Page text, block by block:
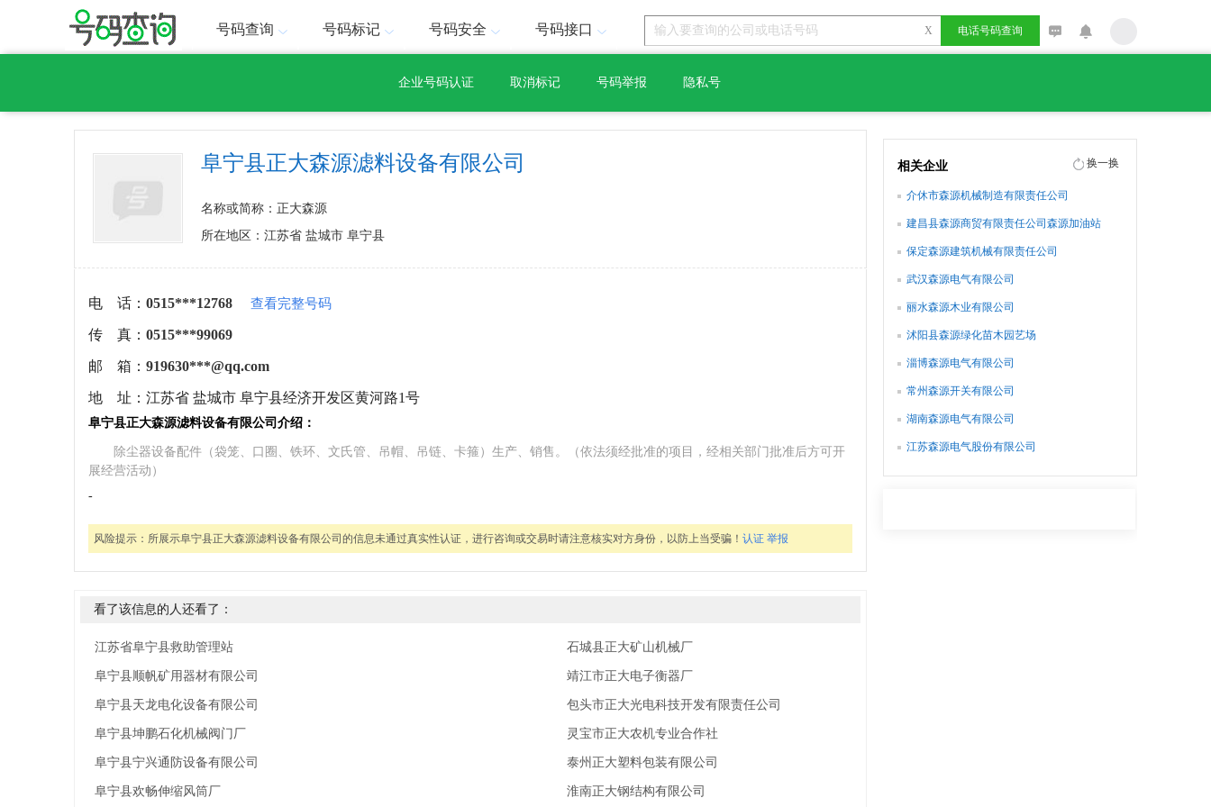
号码查询 号码标记 号码安全 号码接口 X 电话号码查询
企业号码认证 取消标记 号码举报 隐私号
阜宁县正大森源滤料设备有限公司
名称或简称：正大森源
所在地区：江苏省 盐城市 阜宁县
电 话： 0515***12768 查看完整号码
传 真： 0515***99069
邮 箱： 919630***@qq.com
地 址： 江苏省 盐城市 阜宁县经济开发区黄河路1号
阜宁县正大森源滤料设备有限公司介绍：
除尘器设备配件（袋笼、口圈、铁环、文氏管、吊帽、吊链、卡箍）生产、销售。（依法须经批准的项目，经相关部门批准后方可开
展经营活动）
-
风险提示： 所展示阜宁县正大森源滤料设备有限公司的信息未通过真实性认证，进行咨询或交易时请注意核实对方身份，以防上当受骗！ 认证 举报
看了该信息的人还看了：
江苏省阜宁县救助管理站
阜宁县顺帆矿用器材有限公司
阜宁县天龙电化设备有限公司
阜宁县坤鹏石化机械阀门厂
阜宁县宁兴通防设备有限公司
阜宁县欢畅伸缩风筒厂
石城县正大矿山机械厂
靖江市正大电子衡器厂
包头市正大光电科技开发有限责任公司
灵宝市正大农机专业合作社
泰州正大塑料包装有限公司
淮南正大钢结构有限公司
相关企业 换一换
介休市森源机械制造有限责任公司
建昌县森源商贸有限责任公司森源加油站
保定森源建筑机械有限责任公司
武汉森源电气有限公司
丽水森源木业有限公司
沭阳县森源绿化苗木园艺场
淄博森源电气有限公司
常州森源开关有限公司
湖南森源电气有限公司
江苏森源电气股份有限公司